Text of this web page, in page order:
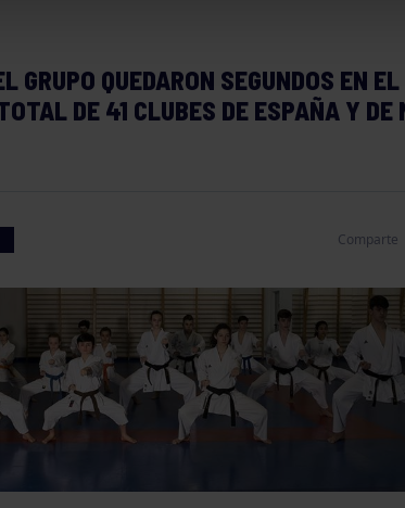
GRUPO QUEDARON SEGUNDOS EN EL
DE 41 CLUBES DE ESPAÑA Y DE
Comparte